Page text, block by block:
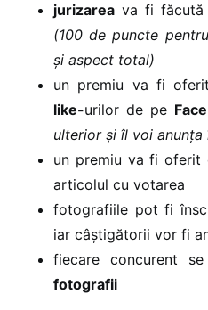
jurizarea va fi
(100 de puncte
şi aspect total)
un premiu va fi
like-urilor de pe
ulterior şi îl voi
un premiu va fi
articolul cu votarea
fotografiile pot fi
iar câştigătorii vor fi
fiecare concurent
fotografii